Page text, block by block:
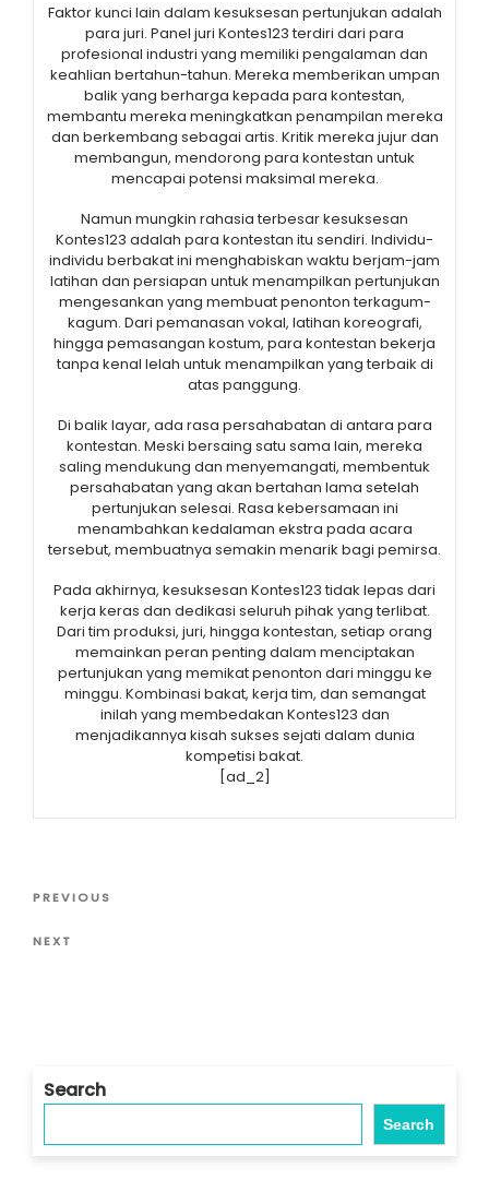
Faktor kunci lain dalam kesuksesan pertunjukan adalah
para juri. Panel juri Kontes123 terdiri dari para
profesional industri yang memiliki pengalaman dan
keahlian bertahun-tahun. Mereka memberikan umpan
balik yang berharga kepada para kontestan,
membantu mereka meningkatkan penampilan mereka
dan berkembang sebagai artis. Kritik mereka jujur ​​dan
membangun, mendorong para kontestan untuk
mencapai potensi maksimal mereka.
Namun mungkin rahasia terbesar kesuksesan
Kontes123 adalah para kontestan itu sendiri. Individu-
individu berbakat ini menghabiskan waktu berjam-jam
latihan dan persiapan untuk menampilkan pertunjukan
mengesankan yang membuat penonton terkagum-
kagum. Dari pemanasan vokal, latihan koreografi,
hingga pemasangan kostum, para kontestan bekerja
tanpa kenal lelah untuk menampilkan yang terbaik di
atas panggung.
Di balik layar, ada rasa persahabatan di antara para
kontestan. Meski bersaing satu sama lain, mereka
saling mendukung dan menyemangati, membentuk
persahabatan yang akan bertahan lama setelah
pertunjukan selesai. Rasa kebersamaan ini
menambahkan kedalaman ekstra pada acara
tersebut, membuatnya semakin menarik bagi pemirsa.
Pada akhirnya, kesuksesan Kontes123 tidak lepas dari
kerja keras dan dedikasi seluruh pihak yang terlibat.
Dari tim produksi, juri, hingga kontestan, setiap orang
memainkan peran penting dalam menciptakan
pertunjukan yang memikat penonton dari minggu ke
minggu. Kombinasi bakat, kerja tim, dan semangat
inilah yang membedakan Kontes123 dan
menjadikannya kisah sukses sejati dalam dunia
kompetisi bakat.
[ad_2]
Post
navigation
Previous
PREVIOUS
Next
NEXT
Search
Search